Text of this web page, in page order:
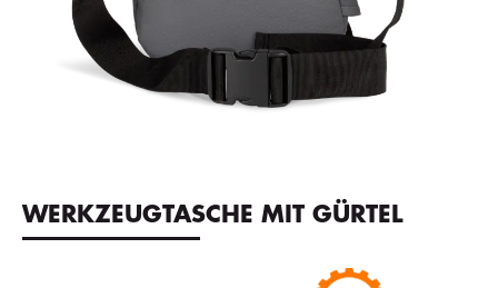
WERKZEUGTASCHE MIT GÜRTEL